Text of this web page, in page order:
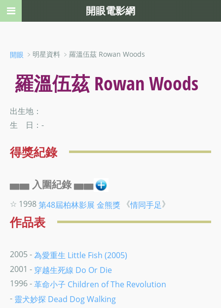
開眼 ﹥明星資料 ﹥羅溫伍茲 Rowan Woods
羅溫伍茲 Rowan Woods
出生地：
生 日：-
得獎紀錄
▅▅ 入圍紀錄 ▅▅
☆ 1998第48屆柏林影展 金熊獎 《情同手足》
作品表
2005 -為愛重生 Little Fish (2005)
2001 - 穿越生死線 Do Or Die
1996 -革命小子 Children of The Revolution
- 靈犬妙探 Dead Dog Walking
開眼電影網